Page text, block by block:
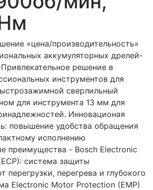
«цена/производительность»
аккумуляторных дрелей-
решение в
инструментов для
сверлильный
для инструмента 13 мм для
Инновационая
повышение удобства обращения
исполнению
преимущества - Bosch Electronic
система защиты
перегрузки, перегрева и глубокого
Electronic Motor Protection (EMP)